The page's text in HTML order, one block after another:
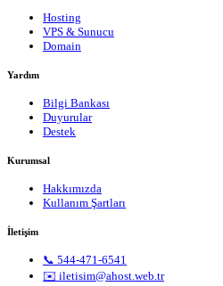
Hosting
VPS & Sunucu
Domain
Yardım
Bilgi Bankası
Duyurular
Destek
Kurumsal
Hakkımızda
Kullanım Şartları
İletişim
📞 544-471-6541
✉️ iletisim@ahost.web.tr